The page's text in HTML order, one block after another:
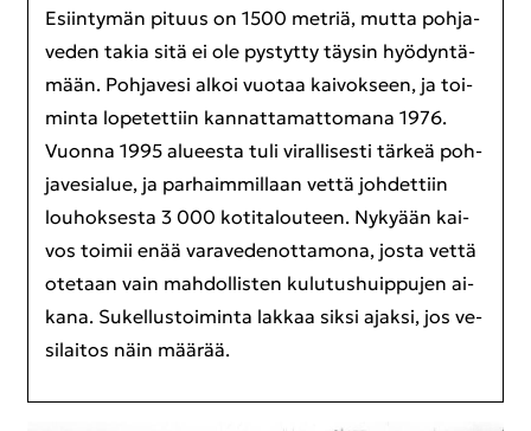
Esiin­ty­män pi­tuus on 1500 met­riä, mutta poh­ja­
ve­den takia sitä ei ole pys­tyt­ty täy­sin hyö­dyn­tä­
mään. Poh­ja­ve­si alkoi vuo­taa kai­vok­seen, ja toi­
min­ta lo­pe­tet­tiin kan­nat­ta­mat­to­ma­na 1976.
Vuon­na 1995 alu­ees­ta tuli vi­ral­li­ses­ti tär­keä poh­
ja­ve­sia­lue, ja par­haim­mil­laan vettä joh­det­tiin
lou­hok­ses­ta 3 000 ko­ti­ta­lou­teen. Ny­ky­ään kai­
vos toi­mii enää va­ra­ve­de­not­ta­mo­na, josta vettä
ote­taan vain mah­dol­lis­ten ku­lu­tus­huip­pu­jen ai­
ka­na. Su­kel­lus­toi­min­ta lak­kaa siksi ajak­si, jos ve­
si­lai­tos näin mää­rää.